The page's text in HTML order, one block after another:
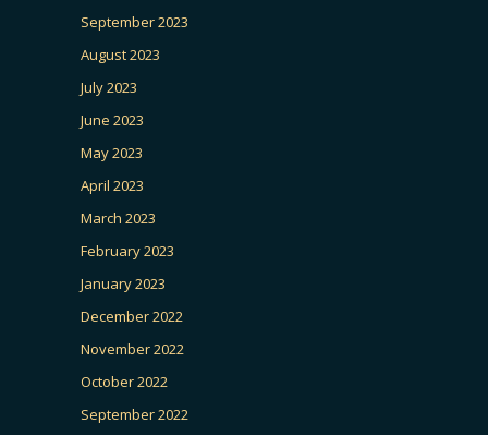
September 2023
August 2023
July 2023
June 2023
May 2023
April 2023
March 2023
February 2023
January 2023
December 2022
November 2022
October 2022
September 2022